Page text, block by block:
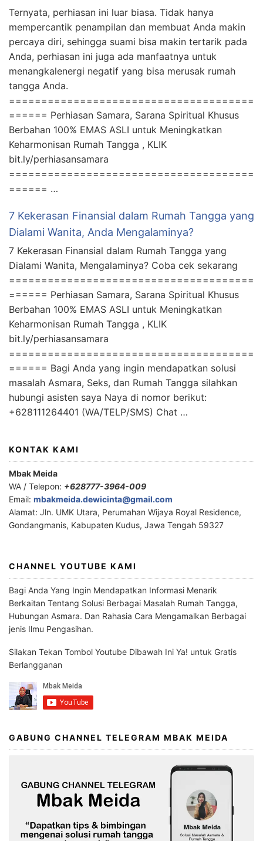
Ternyata, perhiasan ini luar biasa. Tidak hanya
mempercantik penampilan dan membuat Anda makin
percaya diri, sehingga suami bisa makin tertarik pada
Anda, perhiasan ini juga ada manfaatnya untuk
menangkalenergi negatif yang bisa merusak rumah
tangga Anda.
======================================
====== Perhiasan Samara, Sarana Spiritual Khusus
Berbahan 100% EMAS ASLI untuk Meningkatkan
Keharmonisan Rumah Tangga , KLIK
bit.ly/perhiasansamara
======================================
====== …
7 Kekerasan Finansial dalam Rumah Tangga yang
Dialami Wanita, Anda Mengalaminya?
7 Kekerasan Finansial dalam Rumah Tangga yang
Dialami Wanita, Mengalaminya? Coba cek sekarang
======================================
====== Perhiasan Samara, Sarana Spiritual Khusus
Berbahan 100% EMAS ASLI untuk Meningkatkan
Keharmonisan Rumah Tangga , KLIK
bit.ly/perhiasansamara
======================================
====== Bagi Anda yang ingin mendapatkan solusi
masalah Asmara, Seks, dan Rumah Tangga silahkan
hubungi asisten saya Naya di nomor berikut:
+628111264401 (WA/TELP/SMS) Chat …
KONTAK KAMI
Mbak Meida
WA / Telepon: +628777-3964-009
Email: mbakmeida.dewicinta@gmail.com
Alamat: Jln. UMK Utara, Perumahan Wijaya Royal Residence,
Gondangmanis, Kabupaten Kudus, Jawa Tengah 59327
CHANNEL YOUTUBE KAMI
Bagi Anda Yang Ingin Mendapatkan Informasi Menarik
Berkaitan Tentang Solusi Berbagai Masalah Rumah Tangga,
Hubungan Asmara. Dan Rahasia Cara Mengamalkan Berbagai
jenis Ilmu Pengasihan.
Silakan Tekan Tombol Youtube Dibawah Ini Ya! untuk Gratis
Berlangganan
GABUNG CHANNEL TELEGRAM MBAK MEIDA